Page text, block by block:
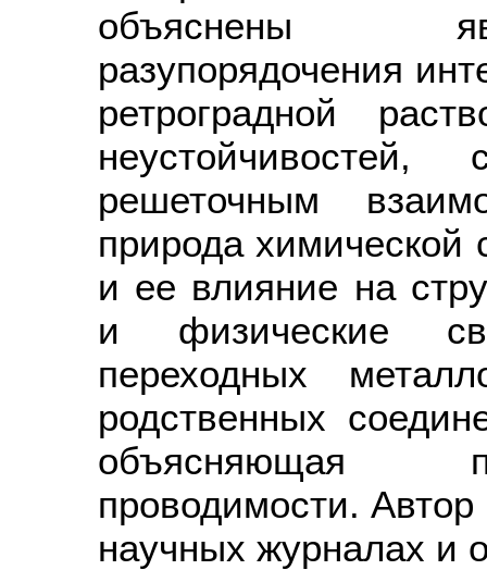
объяснены
разупорядочения
ретроградной
решеточным
природа химической
и ее влияние на
и физические
переходных
родственных
объясняющая
проводимости.
научных журналах и